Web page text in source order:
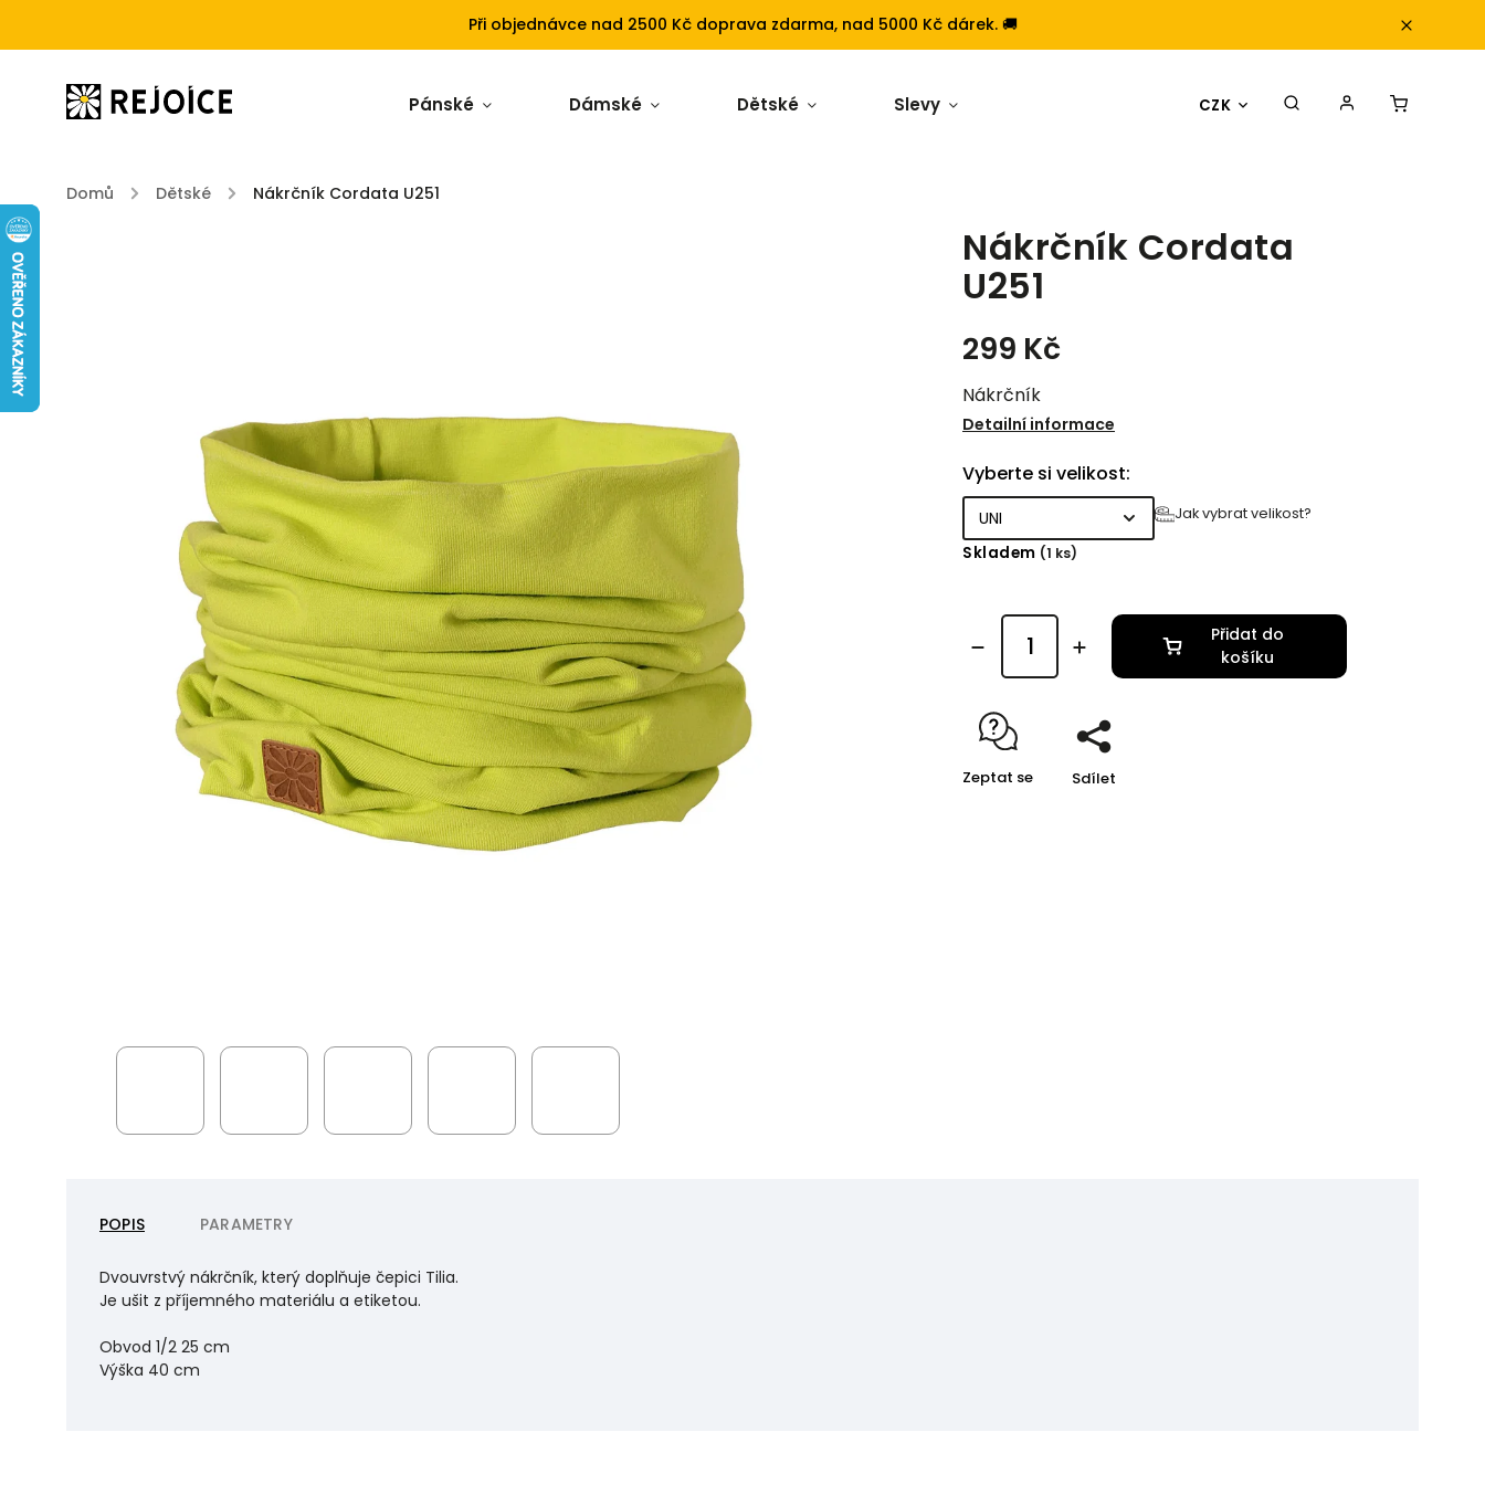
Při objednávce nad 2500 Kč doprava zdarma, nad 5000 Kč dárek. 🚚
CZK
Pánské Dámské Dětské Slevy
Domů / Dětské / Nákrčník Cordata U251
Nákrčník Cordata
U251
299 Kč
Nákrčník
Detailní informace
Vyberte si velikost:
Jak vybrat velikost?
Skladem (1 ks)
Přidat do
košíku
Zeptat se Sdílet
POPIS PARAMETRY
Dvouvrstvý nákrčník, který doplňuje čepici Tilia.
Je ušit z příjemného materiálu a etiketou.
Obvod 1/2 25 cm
Výška 40 cm